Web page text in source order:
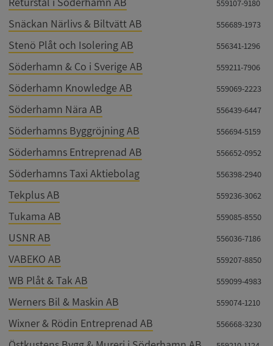
559107-9180
Snäckan Närlivs & Biltvätt AB 556689-1973
Stenö Plåt och Isolering AB 556341-1296
Söderhamn & Co i Sverige AB 559211-7906
Söderhamn Knowledge AB 559069-2223
Söderhamn Nära AB 556439-6447
Söderhamns Byggröjning AB 556694-5159
Söderhamns Entreprenad AB 556652-0952
Söderhamns Taxi Aktiebolag 556398-2940
Tekplus AB 559236-3062
Tukama AB 559085-8550
USNR AB 556036-7186
VABEKO AB 559207-8850
WB Plåt & Tak AB 559099-4983
Werners Bil & Maskin AB 559074-1210
Wixner & Rödin Entreprenad AB 556668-3230
kärnwebbplatsfunktioner som användarinloggning
och kontohantering. Webbplatsen kan inte
användas ordentligt utan strikt nödvändiga cookies.
Namn
Leverantör/
__RequestVerificationToken
5 månader
Privacy Policy